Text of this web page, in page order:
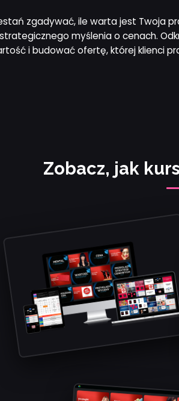
zgadywać, ile warta jest Twoja
myślenia o cenach.
i budować ofertę, której klienci
Zobacz, jak